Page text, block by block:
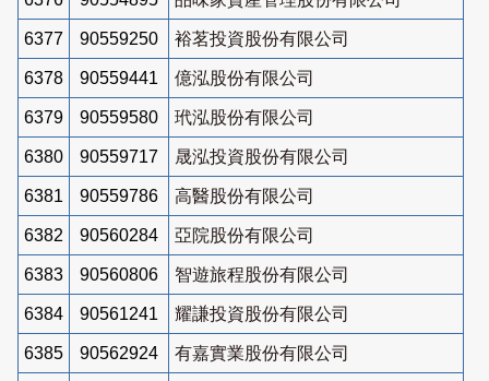
6377 90559250 裕茗投資股份有限公司
6378 90559441 億泓股份有限公司
6379 90559580 玳泓股份有限公司
6380 90559717 晟泓投資股份有限公司
6381 90559786 高醫股份有限公司
6382 90560284 亞院股份有限公司
6383 90560806 智遊旅程股份有限公司
6384 90561241 耀謙投資股份有限公司
6385 90562924 有嘉實業股份有限公司